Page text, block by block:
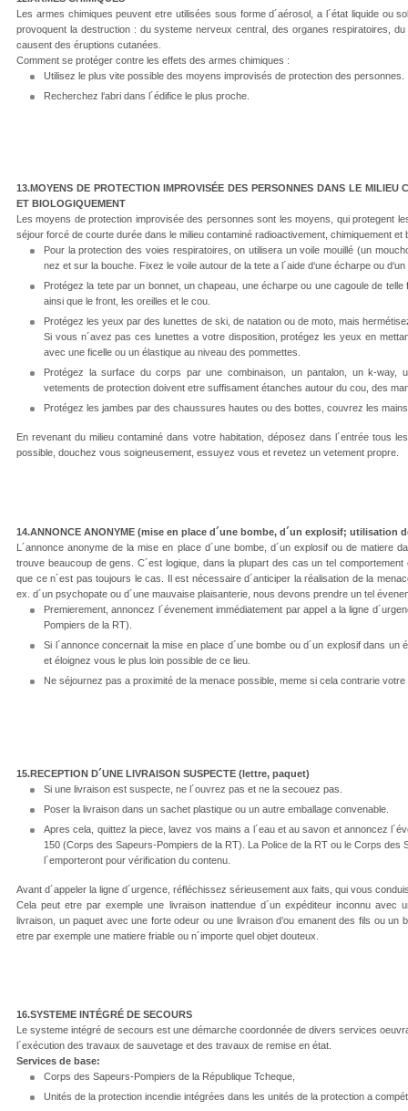
Les armes chimiques peuvent etre utilisées sous forme d´aérosol, a l´état liquide ou
provoquent la destruction : du systeme nerveux central, des organes respiratoires,
causent des éruptions cutanées.
Comment se protéger contre les effets des armes chimiques :
Utilisez le plus vite possible des moyens improvisés de protection des personnes.
Recherchez l‘abri dans l´édifice le plus proche.
13.MOYENS DE PROTECTION IMPROVISÉE DES PERSONNES DANS LE MILIEU
ET BIOLOGIQUEMENT
Les moyens de protection improvisée des personnes sont les moyens, qui protegent
séjour forcé de courte durée dans le milieu contaminé radioactivement, chimiquement et
Pour la protection des voies respiratoires, on utilisera un voile mouillé (un
nez et sur la bouche. Fixez le voile autour de la tete a l´aide d‘une écharpe ou
Protégez la tete par un bonnet, un chapeau, une écharpe ou une cagoule de
ainsi que le front, les oreilles et le cou.
Protégez les yeux par des lunettes de ski, de natation ou de moto, mais
Si vous n´avez pas ces lunettes a votre disposition, protégez les yeux en
avec une ficelle ou un élastique au niveau des pommettes.
Protégez la surface du corps par une combinaison, un pantalon, un k-way,
vetements de protection doivent etre suffisament étanches autour du cou, des
Protégez les jambes par des chaussures hautes ou des bottes, couvrez les
En revenant du milieu contaminé dans votre habitation, déposez dans l´entrée tous
possible, douchez vous soigneusement, essuyez vous et revetez un vetement propre.
14.ANNONCE ANONYME (mise en place d´une bombe, d´un explosif; utilisation
L´annonce anonyme de la mise en place d´une bombe, d´un explosif ou de matiere
trouve beaucoup de gens. C´est logique, dans la plupart des cas un tel
que ce n´est pas toujours le cas. Il est nécessaire d´anticiper la réalisation de la
ex. d´un psychopate ou d´une mauvaise plaisanterie, nous devons prendre un tel
Premierement, annoncez l´évenement immédiatement par appel a la ligne
Pompiers de la RT).
Si l´annonce concernait la mise en place d´une bombe ou d´un explosif dans
et éloignez vous le plus loin possible de ce lieu.
Ne séjournez pas a proximité de la menace possible, meme si cela contrarie
15.RECEPTION D´UNE LIVRAISON SUSPECTE (lettre, paquet)
Si une livraison est suspecte, ne l´ouvrez pas et ne la secouez pas.
Poser la livraison dans un sachet plastique ou un autre emballage convenable.
Apres cela, quittez la piece, lavez vos mains a l´eau et au savon et annoncez
150 (Corps des Sapeurs-Pompiers de la RT). La Police de la RT ou le Corps
l´emporteront pour vérification du contenu.
Avant d´appeler la ligne d´urgence, réfléchissez sérieusement aux faits, qui vous
Cela peut etre par exemple une livraison inattendue d´un expéditeur inconnu
livraison, un paquet avec une forte odeur ou une livraison d’ou emanent des fils ou un
etre par exemple une matiere friable ou n´importe quel objet douteux.
16.SYSTEME INTÉGRÉ DE SECOURS
Le systeme intégré de secours est une démarche coordonnée de divers services
l´exécution des travaux de sauvetage et des travaux de remise en état.
Services de base:
Corps des Sapeurs-Pompiers de la République Tcheque,
Unités de la protection incendie intégrées dans les unités de la protection a